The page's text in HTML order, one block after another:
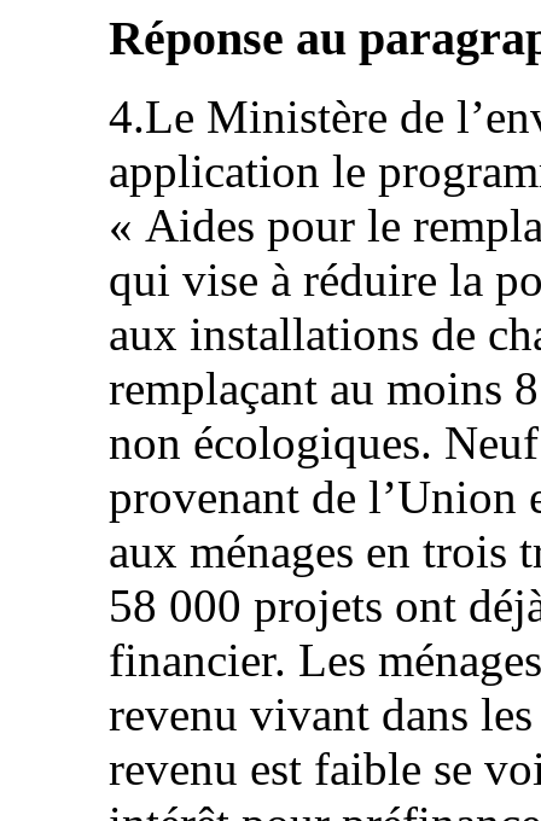
Réponse au
4.Le Ministère de
application le
« Aides pour le
qui vise à réduire la
aux installations de
remplaçant au moins
non écologiques.
provenant de l’Union
aux ménages en trois
58 000 projets ont
financier. Les
revenu vivant dans
revenu est faible se